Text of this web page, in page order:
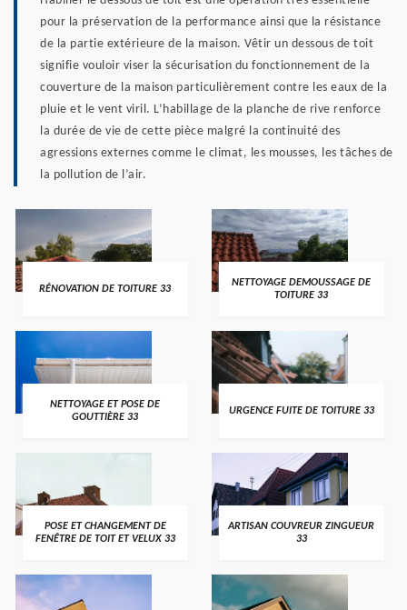
pour la préservation de la performance ainsi que la résistance
de la partie extérieure de la maison. Vêtir un dessous de toit
signifie vouloir viser la sécurisation du fonctionnement de la
couverture de la maison particulièrement contre les eaux de la
pluie et le vent viril. L’habillage de la planche de rive renforce
la durée de vie de cette pièce malgré la continuité des
agressions externes comme le climat, les mousses, les tâches de
la pollution de l’air.
RÉNOVATION DE TOITURE 33
NETTOYAGE DEMOUSSAGE DE
TOITURE 33
NETTOYAGE ET POSE DE
GOUTTIÈRE 33
URGENCE FUITE DE TOITURE 33
POSE ET CHANGEMENT DE
FENÊTRE DE TOIT ET VELUX 33
ARTISAN COUVREUR ZINGUEUR
33